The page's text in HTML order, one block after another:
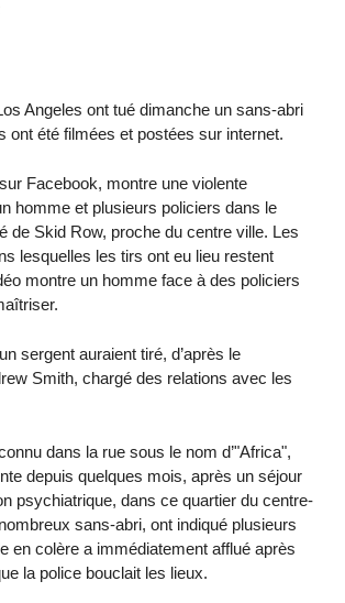
Angeles ont tué dimanche un sans-abri
ont été filmées et postées sur internet.
Facebook, montre une violente
homme et plusieurs policiers dans le
de Skid Row, proche du centre ville. Les
lesquelles les tirs ont eu lieu restent
montre un homme face à des policiers
sergent auraient tiré, d’après le
Smith, chargé des relations avec les
dans la rue sous le nom d’"Africa",
depuis quelques mois, après un séjour
psychiatrique, dans ce quartier du centre-
sans-abri, ont indiqué plusieurs
en colère a immédiatement afflué après
la police bouclait les lieux.